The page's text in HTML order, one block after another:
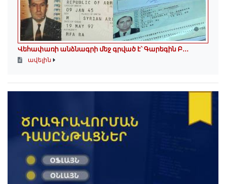
Վեհափառի անձնագրի մեջ գրված է՝ Գարեգին Բ...
ավելին